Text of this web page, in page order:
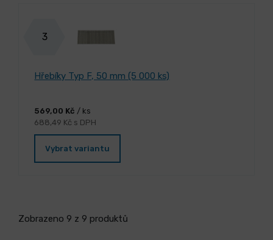
3
Hřebíky Typ F, 50 mm (5 000 ks)
569,00 Kč / ks
688,49 Kč s DPH
Vybrat variantu
Zobrazeno 9 z 9 produktů